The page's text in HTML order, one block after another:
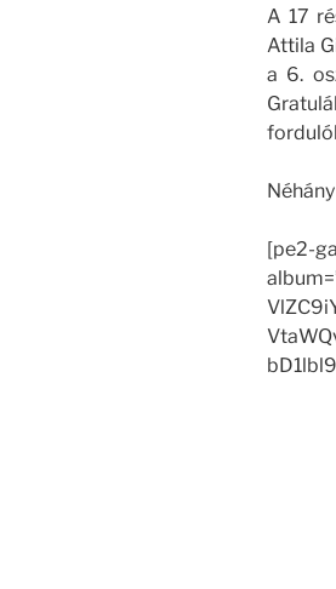
A 17
Attila
a 6.
[pe2-